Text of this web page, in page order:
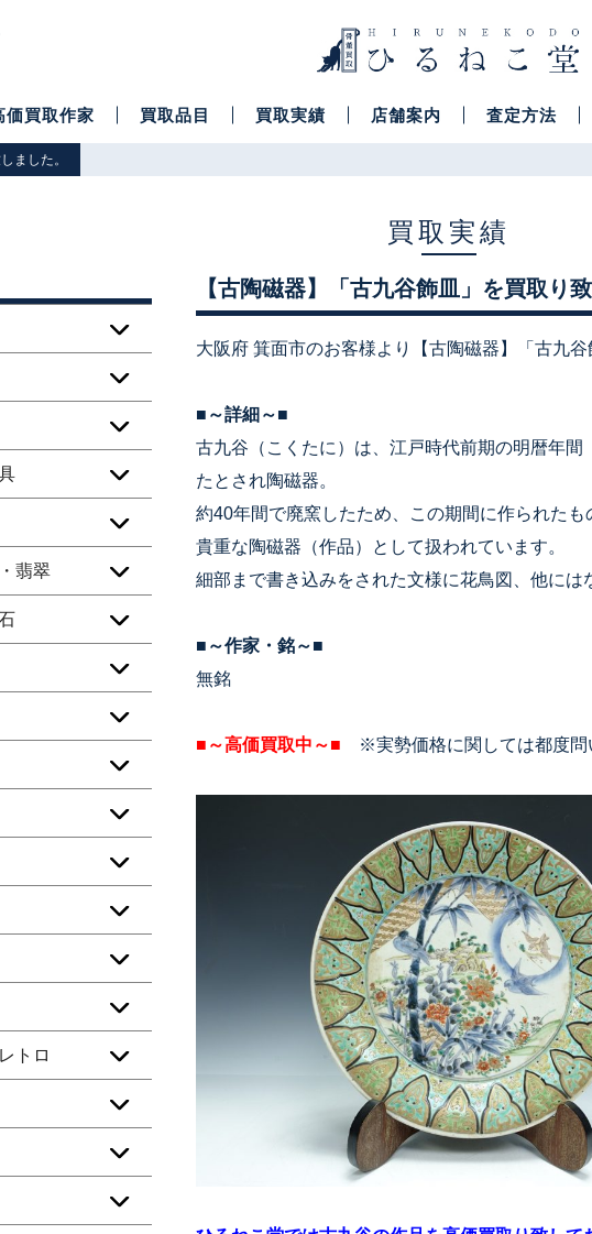
価買取作家 買取品目 買取実績 店舗案内 査定方法
ました。
買取実績
【古陶磁器】「古九谷飾皿」を買取り致
大阪府 箕面市のお客様より【古陶磁器】「古九谷
■～詳細～■
古九谷（こくたに）は、江戸時代前期の明暦年
たとされ陶磁器。
約40年間で廃窯したため、この期間に作られた
貴重な陶磁器（作品）として扱われています。
細部まで書き込みをされた文様に花鳥図、他には
■～作家・銘～■
無銘
■～高価買取中～■ ※実勢価格に関しては都度問
翡翠
トロ